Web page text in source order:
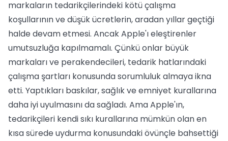
markaların tedarikçilerindeki kötü çalışma
koşullarının ve düşük ücretlerin, aradan yıllar geçtiği
halde devam etmesi. Ancak Apple'ı eleştirenler
umutsuzluğa kapılmamalı. Çünkü onlar büyük
markaları ve perakendecileri, tedarik hatlarındaki
çalışma şartları konusunda sorumluluk almaya ikna
etti. Yaptıkları baskılar, sağlık ve emniyet kurallarına
daha iyi uyulmasını da sağladı. Ama Apple'ın,
tedarikçileri kendi sıkı kurallarına mümkün olan en
kısa sürede uydurma konusundaki övünçle bahsettiği